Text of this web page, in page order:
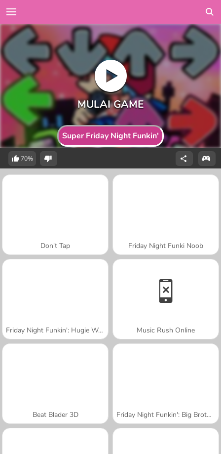
Super Friday Night Funkin'
70%
Don't Tap Friday Night Funki Noob
Friday Night Funkin': Hugie Wugie Music Rush Online
Beat Blader 3D Friday Night Funkin': Big Brother